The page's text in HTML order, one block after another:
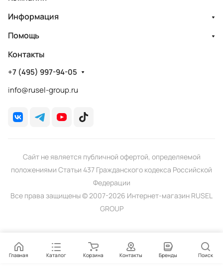
Информация
Помощь
Контакты
+7 (495) 997-94-05
info@rusel-group.ru
Сайт не является публичной офертой, определяемой
положениями Статьи 437 Гражданского кодекса Российской
Федерации
Все права защищены © 2007-2026 Интернет-магазин RUSEL
GROUP
Главная Каталог Корзина Контакты Бренды Поиск